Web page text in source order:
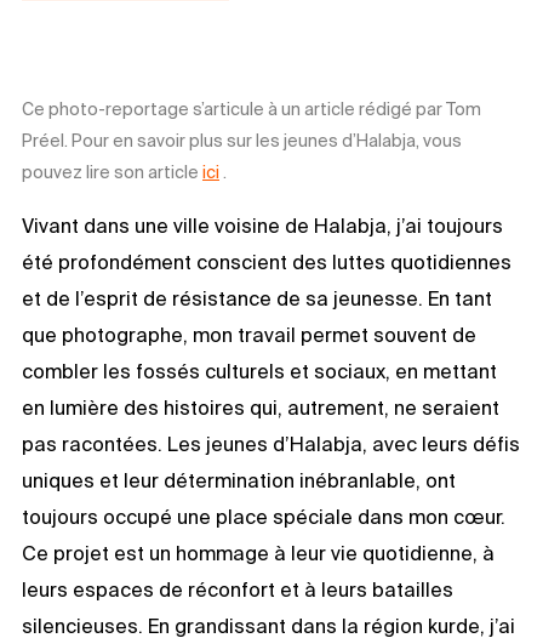
Ce photo-reportage s’articule à un article rédigé par Tom
Préel. Pour en savoir plus sur les jeunes d’Halabja, vous
pouvez lire son article ici
Vivant dans une ville voisine de Halabja, j’ai toujours
été profondément conscient des luttes quotidiennes
et de l’esprit de résistance de sa jeunesse. En tant
que photographe, mon travail permet souvent de
combler les fossés culturels et sociaux, en mettant
en lumière des histoires qui, autrement, ne seraient
pas racontées. Les jeunes d’Halabja, avec leurs défis
uniques et leur détermination inébranlable, ont
toujours occupé une place spéciale dans mon cœur.
Ce projet est un hommage à leur vie quotidienne, à
leurs espaces de réconfort et à leurs batailles
silencieuses. En grandissant dans la région kurde, j’ai